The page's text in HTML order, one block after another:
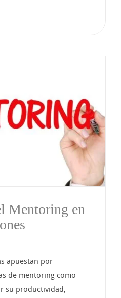
Mentoring en
apuestan por
de mentoring como
su productividad,